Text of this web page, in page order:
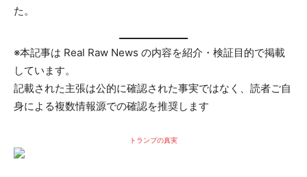
た。
※本記事は Real Raw News の内容を紹介・検証目的で掲載
しています。
記載された主張は公的に確認された事実ではなく、読者ご自
身による複数情報源での確認を推奨します
トランプの真実